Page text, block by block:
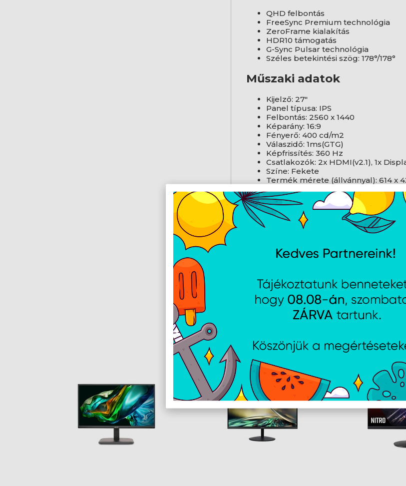
QHD felbontás
FreeSync Premium technológia
ZeroFrame kialakítás
HDR10 támogatás
G-Sync Pulsar technológia
Széles betekintési szög: 178°/178°
Műszaki adatok
Kijelző: 27"
Panel típusa: IPS
Felbontás: 2560 x 1440
Képarány: 16:9
Fényerő: 400 cd/m2
Válaszidő: 1ms(GTG)
Képfrissítés: 360 Hz
Csatlakozók: 2x HDMI(v2.1), 1x
Színe: Fekete
Termék mérete (állvánnyal): 614 x
Termék súlya (állvánnyal): 5,58 kg
Csomagolás tartalma
Acer XB273UF5bmiiprzx monitor
USB 3.0 kábel
Tápkábel
AJÁNLATUNKBÓL